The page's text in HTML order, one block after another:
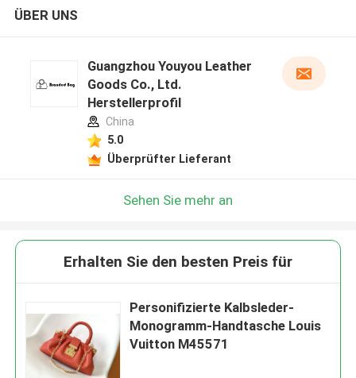
ÜBER UNS
Guangzhou Youyou Leather
Goods Co., Ltd.
Herstellerprofil
China
5.0
Überprüfter Lieferant
Sehen Sie mehr an
Erhalten Sie den besten Preis für
Personifizierte Kalbsleder-
Monogramm-Handtasche Louis
Vuitton M45571